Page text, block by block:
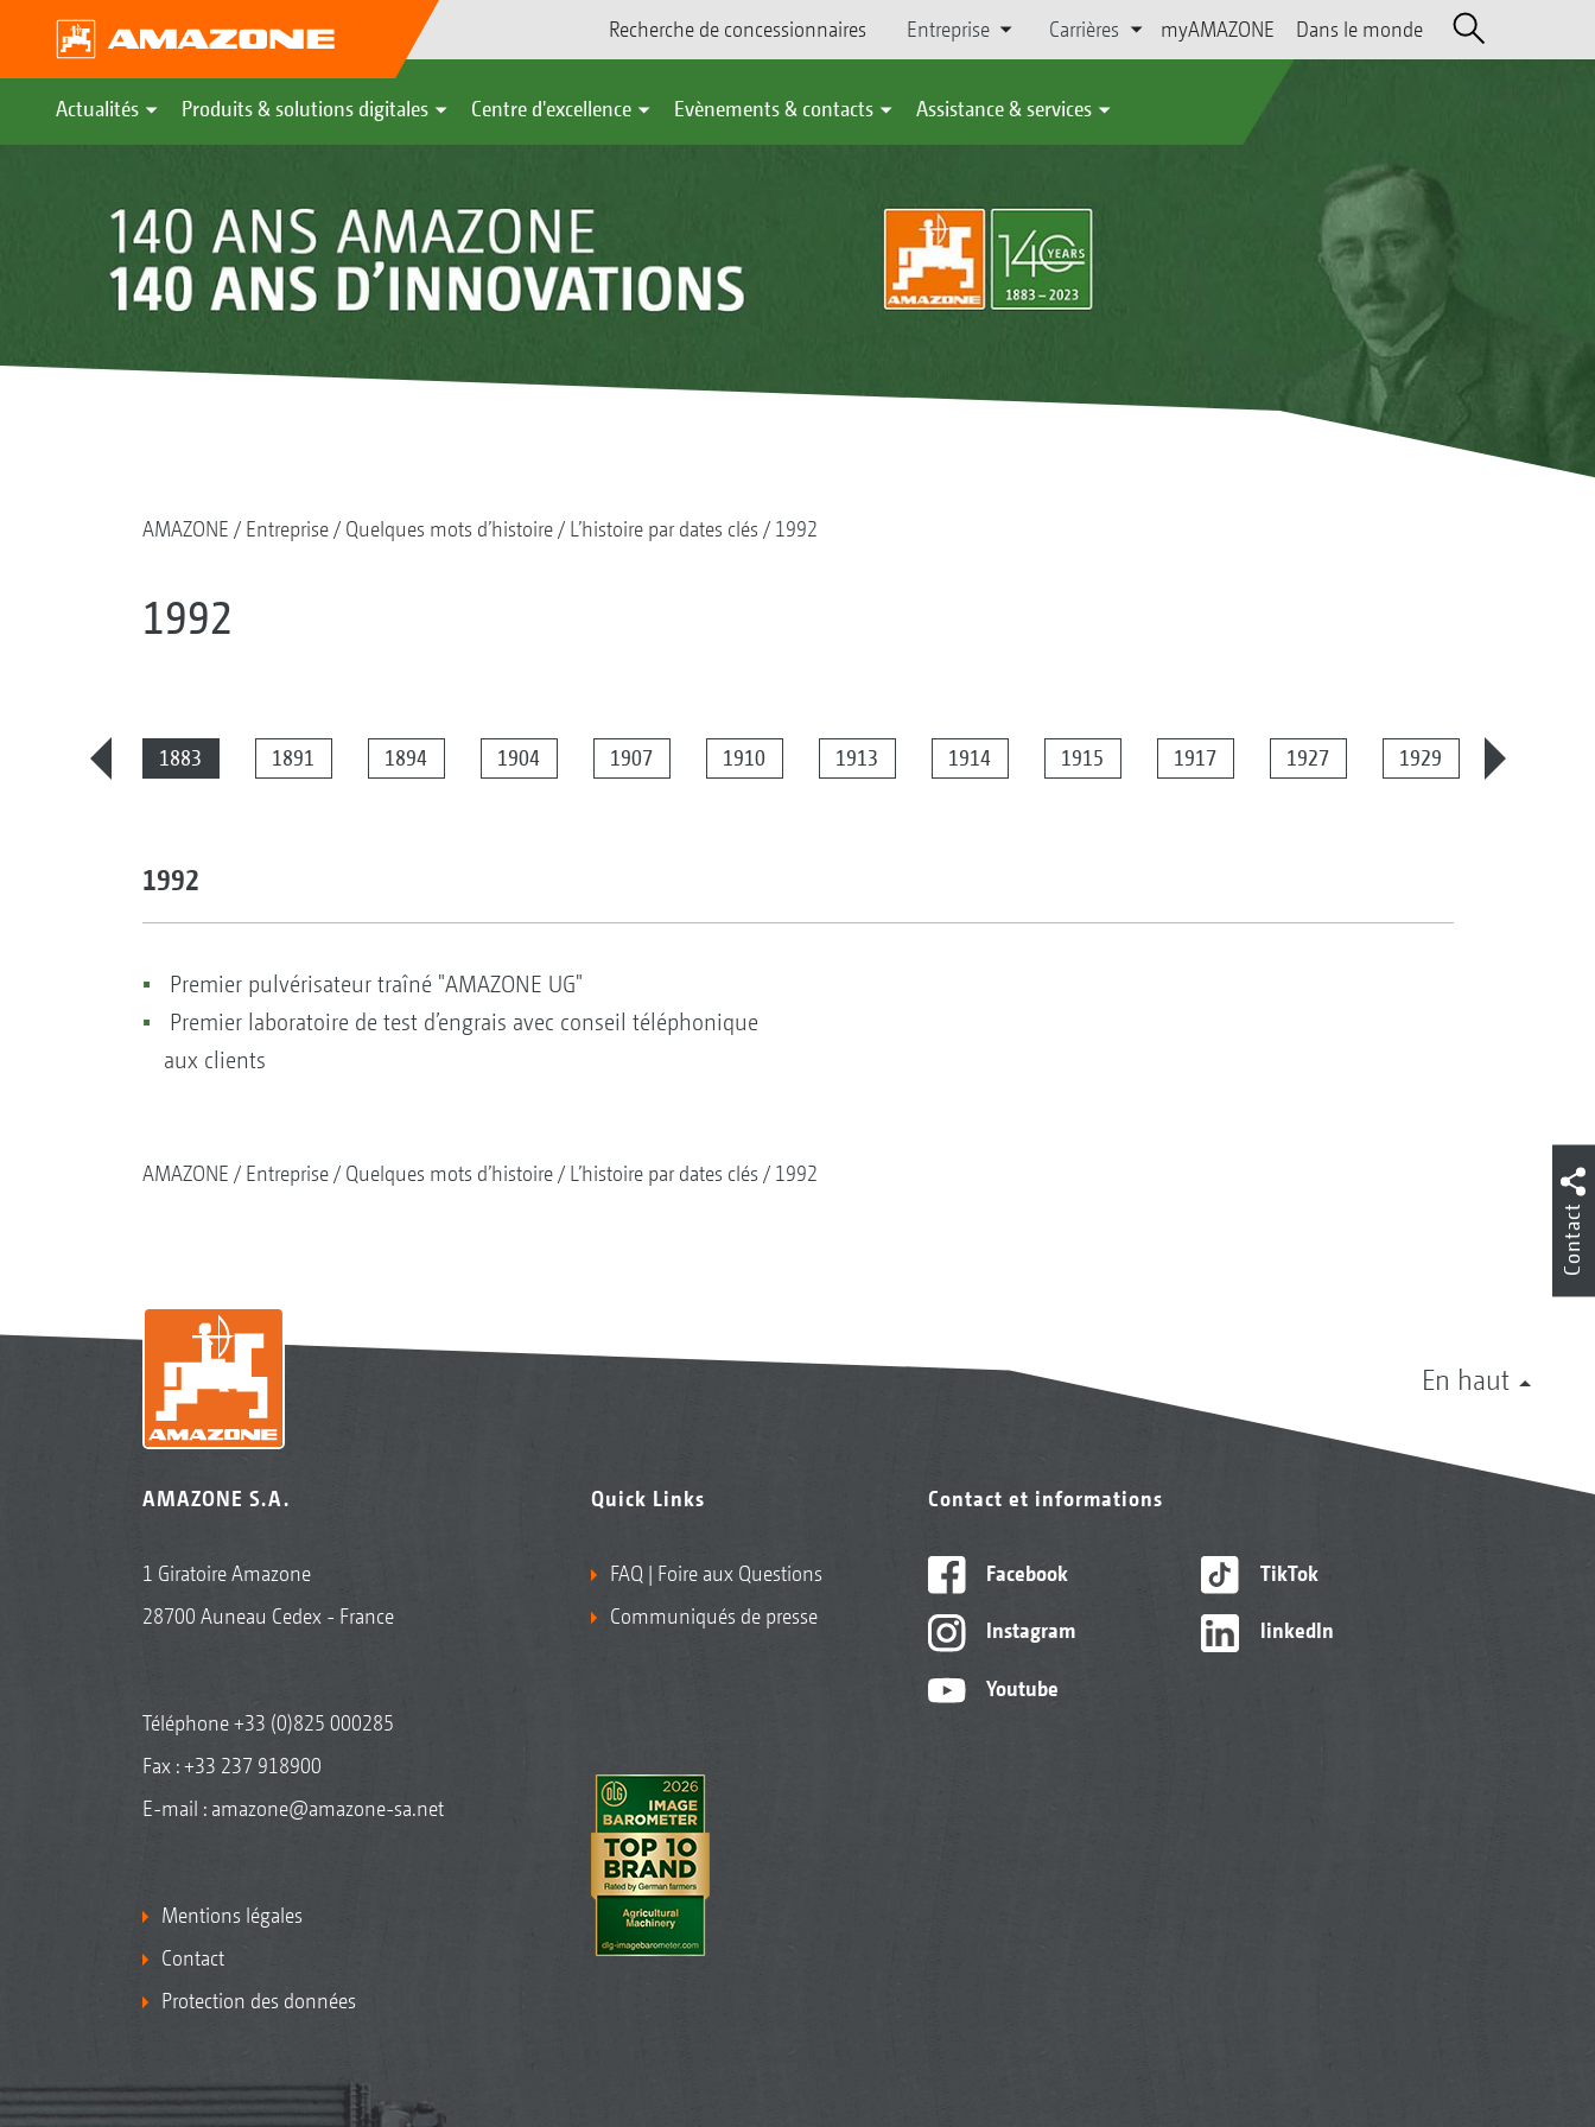
Recherche de concessionnaires Entreprise Carrières myAMAZONE Dans le monde
Actualités Produits & solutions digitales Centre d'excellence Evènements & contacts Assistance & services
AMAZONE Entreprise Quelques mots d’histoire L’histoire par dates clés 1992
1992
1883 1891 1894 1904 1907 1910 1913 1914 1915 1917 1927 1929
1992
Premier pulvérisateur traîné "AMAZONE UG"
Premier laboratoire de test d’engrais avec conseil téléphonique
aux clients
AMAZONE Entreprise Quelques mots d’histoire L’histoire par dates clés 1992
En haut
AMAZONE S.A.
1 Giratoire Amazone
28700 Auneau Cedex - France
Téléphone+33 (0)825 000285
Fax : +33 237 918900
E-mail : amazone@amazone-sa.net
Mentions légales
Contact
Protection des données
Quick Links
FAQ | Foire aux Questions
Communiqués de presse
Contact et informations
Facebook
Instagram
Youtube
TikTok
linkedIn
Contact